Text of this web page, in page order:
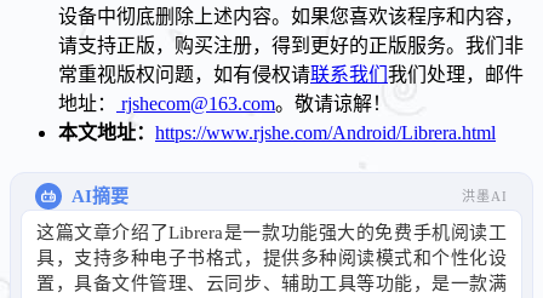
设备中彻底删除上述内容。如果您喜欢该程序和内容，
请支持正版，购买注册，得到更好的正版服务。我们非
常重视版权问题，如有侵权请联系我们 我们处理，邮件
地址：
rjshecom@163.com。敬请谅解！
本文地址： https://www.rjshe.com/Android/Librera.html
AI摘要 洪墨AI
这篇文章介绍了Librera是一款功能强大的免费手机阅读工
具，支持多种电子书格式，提供多种阅读模式和个性化设
置，具备文件管理、云同步、辅助工具等功能，是一款满